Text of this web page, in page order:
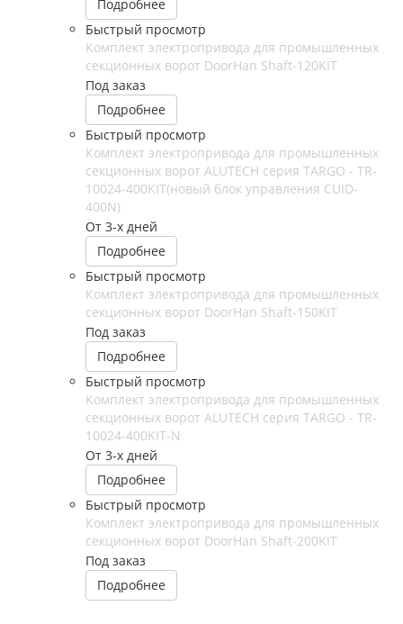
Подробнее
Быстрый просмотр
Комплект электропривода для промышленных
секционных ворот DoorHan Shaft-120KIT
Под заказ
Подробнее
Быстрый просмотр
Комплект электропривода для промышленных
секционных ворот ALUTECH серия TARGO - TR-
10024-400KIT(новый блок управления CUID-
400N)
От 3-х дней
Подробнее
Быстрый просмотр
Комплект электропривода для промышленных
секционных ворот DoorHan Shaft-150KIT
Под заказ
Подробнее
Быстрый просмотр
Комплект электропривода для промышленных
секционных ворот ALUTECH серия TARGO - TR-
10024-400KIT-N
От 3-х дней
Подробнее
Быстрый просмотр
Комплект электропривода для промышленных
секционных ворот DoorHan Shaft-200KIT
Под заказ
Подробнее